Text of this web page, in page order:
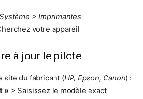
> Imprimantes
votre appareil
à jour le pilote
site du fabricant (HP, Epson, Canon) :
» > Saisissez le modèle exact